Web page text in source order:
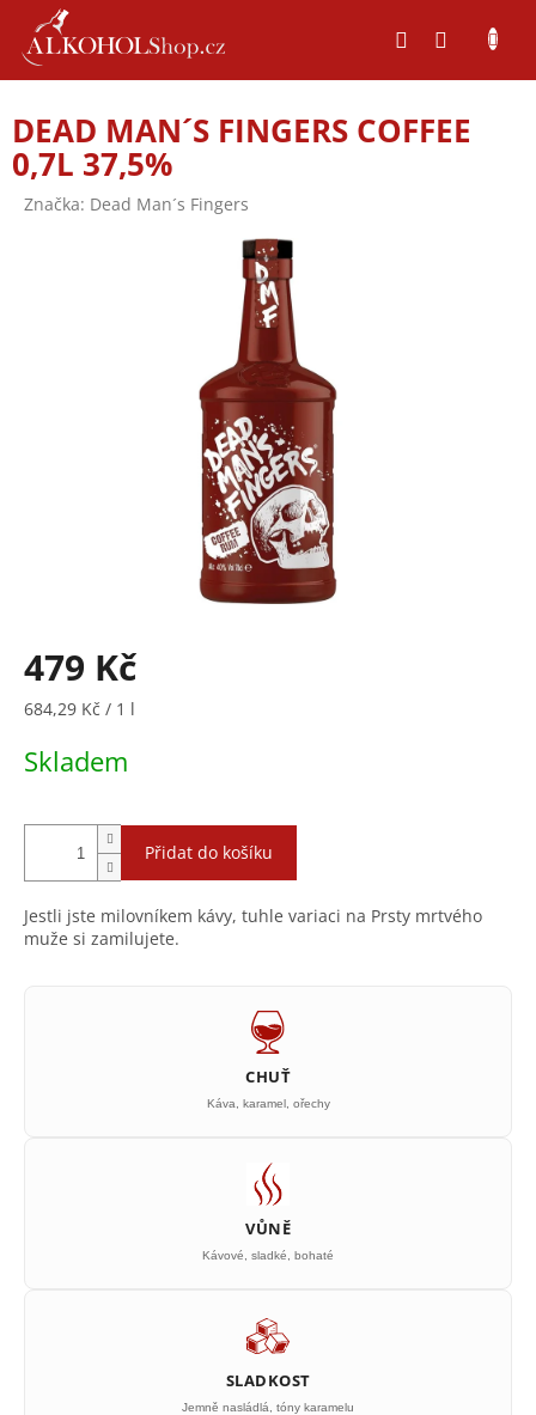
obsah
DEAD MAN´S FINGERS COFFEE
0,7L 37,5%
Značka: Dead Man´s Fingers
479 Kč
Měrná
684,29 Kč / 1 l
Skladem
Přidat do košíku
Jestli jste milovníkem kávy, tuhle variaci na Prsty mrtvého
muže si zamilujete.
CHUŤ
Káva, karamel, ořechy
VŮNĚ
Kávové, sladké, bohaté
SLADKOST
Jemně nasládlá, tóny karamelu